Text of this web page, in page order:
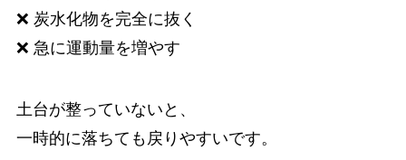
❌ 炭水化物を完全に抜く
❌ 急に運動量を増やす
土台が整っていないと、
一時的に落ちても戻りやすいです。